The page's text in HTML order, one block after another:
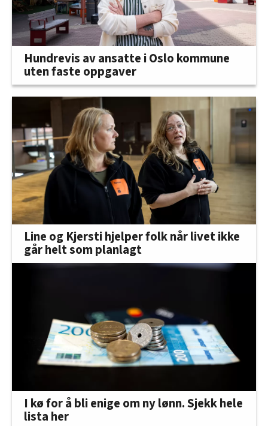
Hundrevis av ansatte i Oslo kommune
uten faste oppgaver
Line og Kjersti hjelper folk når livet ikke
går helt som planlagt
I kø for å bli enige om ny lønn. Sjekk hele
lista her